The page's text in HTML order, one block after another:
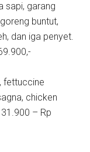
sapi, garang
buntut,
dan iga penyet.
fettuccine
chicken
– Rp